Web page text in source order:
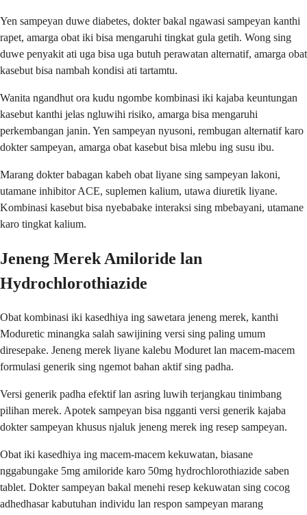
Yen sampeyan duwe diabetes, dokter bakal ngawasi sampeyan kanthi
rapet, amarga obat iki bisa mengaruhi tingkat gula getih. Wong sing
duwe penyakit ati uga bisa uga butuh perawatan alternatif, amarga obat
kasebut bisa nambah kondisi ati tartamtu.
Wanita ngandhut ora kudu ngombe kombinasi iki kajaba keuntungan
kasebut kanthi jelas ngluwihi risiko, amarga bisa mengaruhi
perkembangan janin. Yen sampeyan nyusoni, rembugan alternatif karo
dokter sampeyan, amarga obat kasebut bisa mlebu ing susu ibu.
Marang dokter babagan kabeh obat liyane sing sampeyan lakoni,
utamane inhibitor ACE, suplemen kalium, utawa diuretik liyane.
Kombinasi kasebut bisa nyebabake interaksi sing mbebayani, utamane
karo tingkat kalium.
Jeneng Merek Amiloride lan
Hydrochlorothiazide
Obat kombinasi iki kasedhiya ing sawetara jeneng merek, kanthi
Moduretic minangka salah sawijining versi sing paling umum
diresepake. Jeneng merek liyane kalebu Moduret lan macem-macem
formulasi generik sing ngemot bahan aktif sing padha.
Versi generik padha efektif lan asring luwih terjangkau tinimbang
pilihan merek. Apotek sampeyan bisa ngganti versi generik kajaba
dokter sampeyan khusus njaluk jeneng merek ing resep sampeyan.
Obat iki kasedhiya ing macem-macem kekuwatan, biasane
nggabungake 5mg amiloride karo 50mg hydrochlorothiazide saben
tablet. Dokter sampeyan bakal menehi resep kekuwatan sing cocog
adhedhasar kabutuhan individu lan respon sampeyan marang